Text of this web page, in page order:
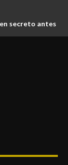
secreto antes